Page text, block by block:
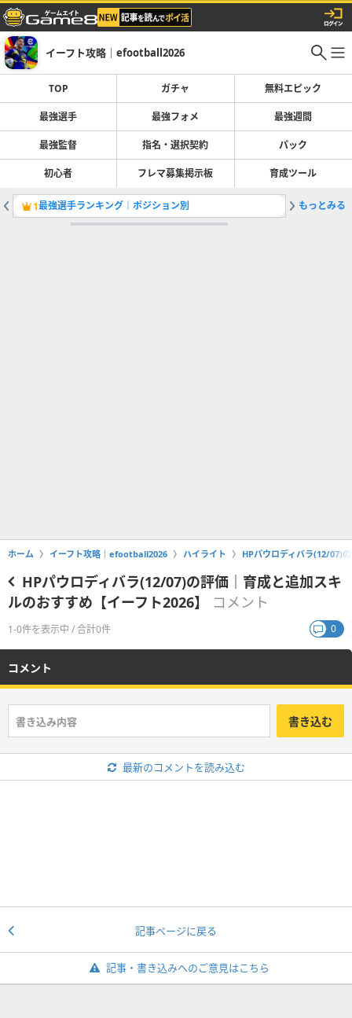
イーフト攻略｜efootball2026
TOP ガチャ 無料エピック
最強選手 最強フォメ 最強週間
最強監督 指名・選択契約 パック
初心者 フレマ募集掲示板 育成ツール
1最強選手ランキング｜ポジション別 2ガチャ
もっとみる
ホーム イーフト攻略｜efootball2026 ハイライト HPパウロディバラ(12/07)
HPパウロディバラ(12/07)の評価｜育成と追加スキ
ルのおすすめ【イーフト2026】
コメント
1-0件を表示中 / 合計0件 0
コメント
書き込む
最新のコメントを読み込む
記事ページに戻る
記事・書き込みへのご意見はこちら